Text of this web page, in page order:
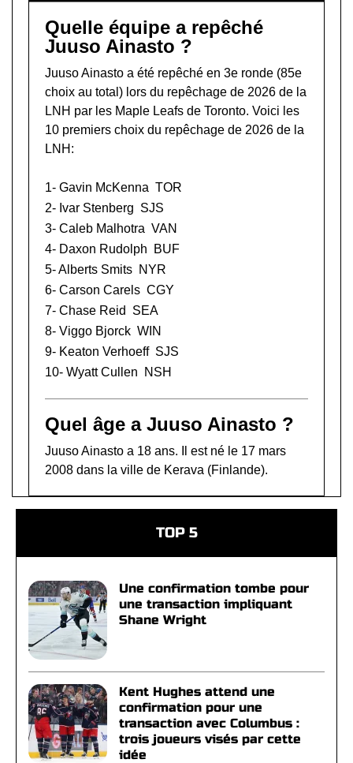
Quelle équipe a repêché
Juuso Ainasto ?
Juuso Ainasto a été repêché en 3e ronde (85e
choix au total) lors du repêchage de 2026 de la
LNH par les Maple Leafs de Toronto. Voici les
10 premiers choix du repêchage de 2026 de la
LNH:
1- Gavin McKenna TOR
2- Ivar Stenberg SJS
3- Caleb Malhotra VAN
4- Daxon Rudolph
BUF
5-Alberts Smits NYR
6- Carson Carels CGY
7- Chase Reid
SEA
8- Viggo Bjorck WIN
9- Keaton Verhoeff SJS
10- Wyatt Cullen NSH
Quel âge a Juuso Ainasto ?
Juuso Ainasto a 18 ans. Il est né le 17 mars
2008 dans la ville de Kerava (Finlande).
TOP 5
Une confirmation tombe pour
une transaction impliquant
Shane Wright
Kent Hughes attend une
confirmation pour une
transaction avec Columbus :
trois joueurs visés par cette
idée